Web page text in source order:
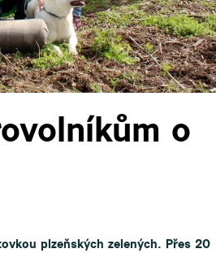
o
plzeňských zelených. Přes 20